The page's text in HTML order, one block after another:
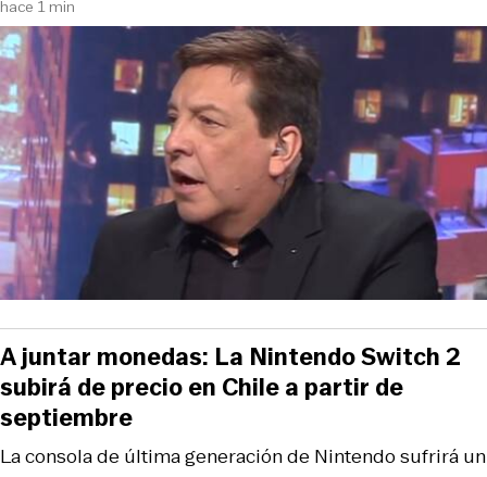
hace 1 min
La consola de última generación de Nintendo sufrirá un
A juntar monedas: La Nintendo Switch 2
subirá de precio en Chile a partir de
septiembre